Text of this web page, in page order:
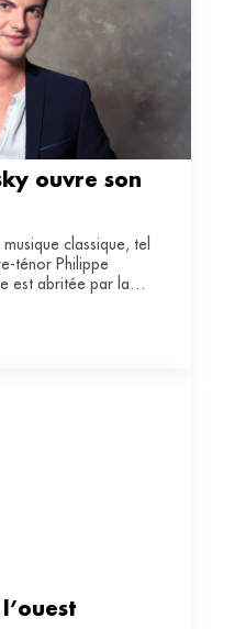
ouvre son
classique, tel
ténor Philippe
est abritée par la